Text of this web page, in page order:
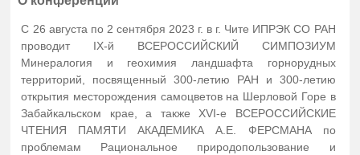
С 26 августа по 2 сентября 2023 г. в г. Чите ИПРЭК СО РАН
проводит IX-й ВСЕРОССИЙСКИЙ СИМПОЗИУМ
Минералогия и геохимия ландшафта горнорудных
территорий, посвященный 300-летию РАН и 300-летию
открытия месторождения самоцветов на Шерловой Горе в
Забайкальском крае, а также XVI-е ВСЕРОССИЙСКИЕ
ЧТЕНИЯ ПАМЯТИ АКАДЕМИКА А.Е. ФЕРСМАНА по
проблемам Рациональное природопользование и